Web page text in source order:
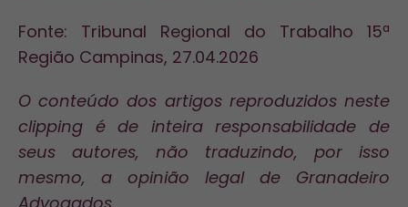
Fonte: Tribunal Regional do Trabalho 15ª
Região Campinas, 27.04.2026
O conteúdo dos artigos reproduzidos neste
clipping é de inteira responsabilidade de
seus autores, não traduzindo, por isso
mesmo, a opinião legal de Granadeiro